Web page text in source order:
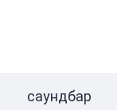
саундбар